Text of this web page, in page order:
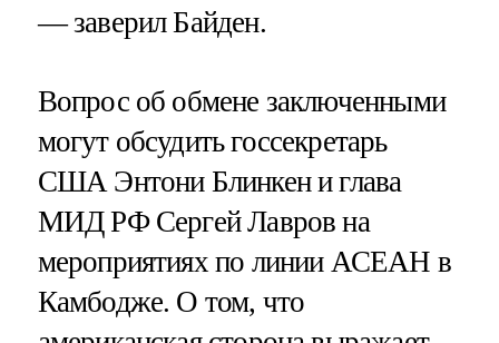
— заверил Байден.
Вопрос об обмене заключенными
могут обсудить госсекретарь
США Энтони Блинкен и глава
МИД РФ Сергей Лавров на
мероприятиях по линии АСЕАН в
Камбодже. О том, что